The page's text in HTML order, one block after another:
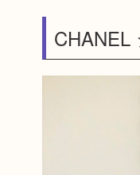
CHANEL